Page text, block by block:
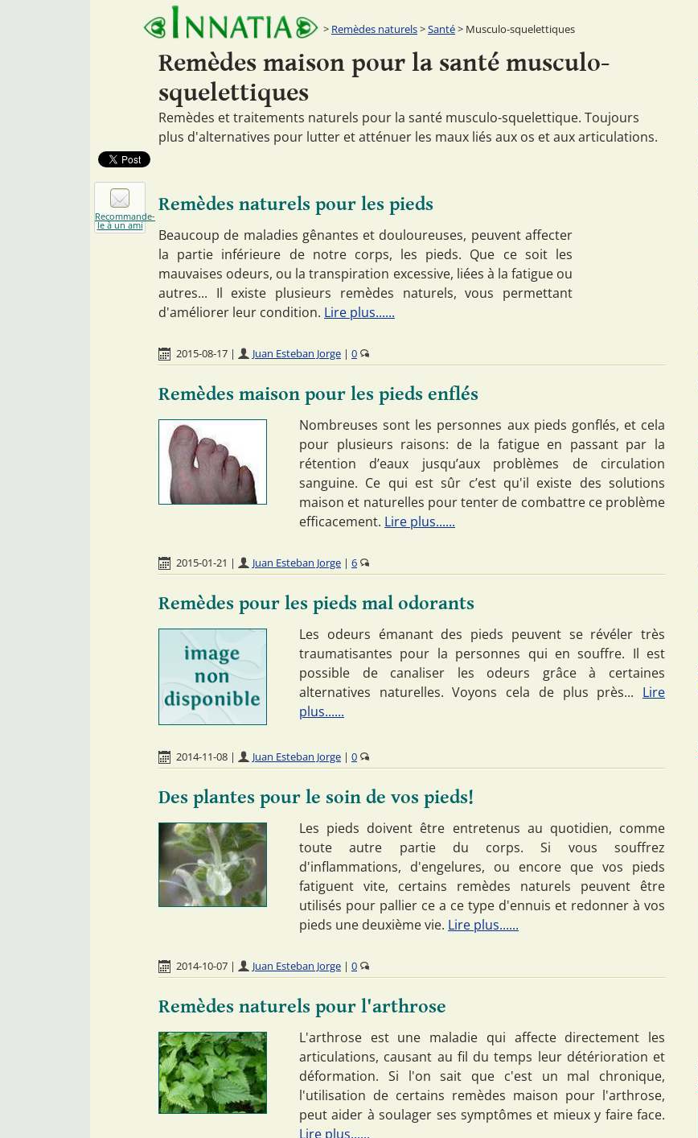
Remèdes naturels>Santé> Musculo-squelettiques
Remèdes maison pour la santé musculo-
squelettiques
Remèdes et traitements naturels pour la santé musculo-squelettique. Toujours
plus d'alternatives pour lutter et atténuer les maux liés aux os et aux articulations.
Remèdes naturels pour les pieds
Beaucoup de maladies gênantes et douloureuses, peuvent affecter
la partie inférieure de notre corps, les pieds. Que ce soit les
mauvaises odeurs, ou la transpiration excessive, liées à la fatigue ou
autres... Il existe plusieurs remèdes naturels, vous permettant
d'améliorer leur condition. Lire plus......
2015-08-17 | Juan Esteban Jorge | 0
Remèdes maison pour les pieds enflés
Nombreuses sont les personnes aux pieds gonflés, et cela
pour plusieurs raisons: de la fatigue en passant par la
rétention d’eaux jusqu’aux problèmes de circulation
sanguine. Ce qui est sûr c’est qu'il existe des solutions
maison et naturelles pour tenter de combattre ce problème
efficacement. Lire plus......
2015-01-21 | Juan Esteban Jorge | 6
Remèdes pour les pieds mal odorants
Les odeurs émanant des pieds peuvent se révéler très
traumatisantes pour la personnes qui en souffre. Il est
possible de canaliser les odeurs grâce à certaines
alternatives naturelles. Voyons cela de plus près... Lire
plus......
2014-11-08 | Juan Esteban Jorge | 0
Des plantes pour le soin de vos pieds!
Les pieds doivent être entretenus au quotidien, comme
toute autre partie du corps. Si vous souffrez
d'inflammations, d'engelures, ou encore que vos pieds
fatiguent vite, certains remèdes naturels peuvent être
utilisés pour pallier ce a ce type d'ennuis et redonner à vos
pieds une deuxième vie. Lire plus......
2014-10-07 | Juan Esteban Jorge | 0
Remèdes naturels pour l'arthrose
L'arthrose est une maladie qui affecte directement les
articulations, causant au fil du temps leur détérioration et
déformation. Si l'on sait que c'est un mal chronique,
l'utilisation de certains remèdes maison pour l'arthrose,
peut aider à soulager ses symptômes et mieux y faire face.
Lire plus......
Recommande-
le à un ami